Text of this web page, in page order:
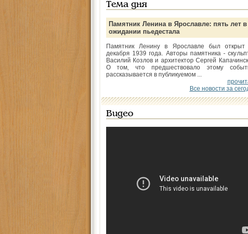
Тема дня
Памятник Ленина в Ярославле: пять лет в
ожидании пьедестала
Памятник Ленину в Ярославле был открыт
декабря 1939 года. Авторы памятника -
Василий Козлов и архитектор Сергей
О том, что предшествовало этому
рассказывается в публикуемом ...
Все новости за
Видео